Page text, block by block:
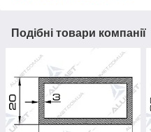
Подібні товари компанії